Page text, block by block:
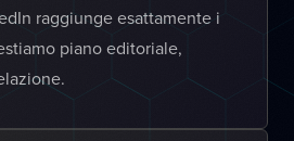
raggiunge esattamente i
piano editoriale,